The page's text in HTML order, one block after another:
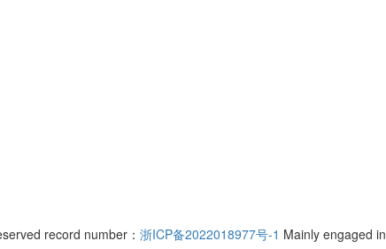
record number： 浙ICP备2022018977号-1 Mainly engaged in